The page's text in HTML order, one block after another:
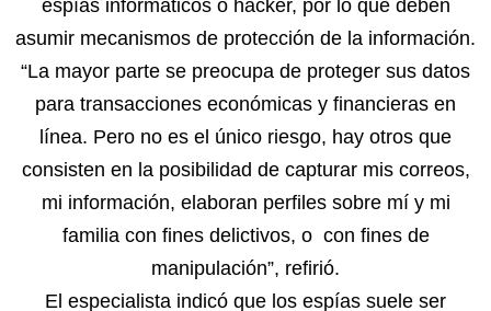
espías informáticos o hacker, por lo que deben
asumir mecanismos de protección de la información.
“La mayor parte se preocupa de proteger sus datos
para transacciones económicas y financieras en
línea. Pero no es el único riesgo, hay otros que
consisten en la posibilidad de capturar mis correos,
mi información, elaboran perfiles sobre mí y mi
familia con fines delictivos, o con fines de
manipulación”, refirió.
El especialista indicó que los espías suele ser